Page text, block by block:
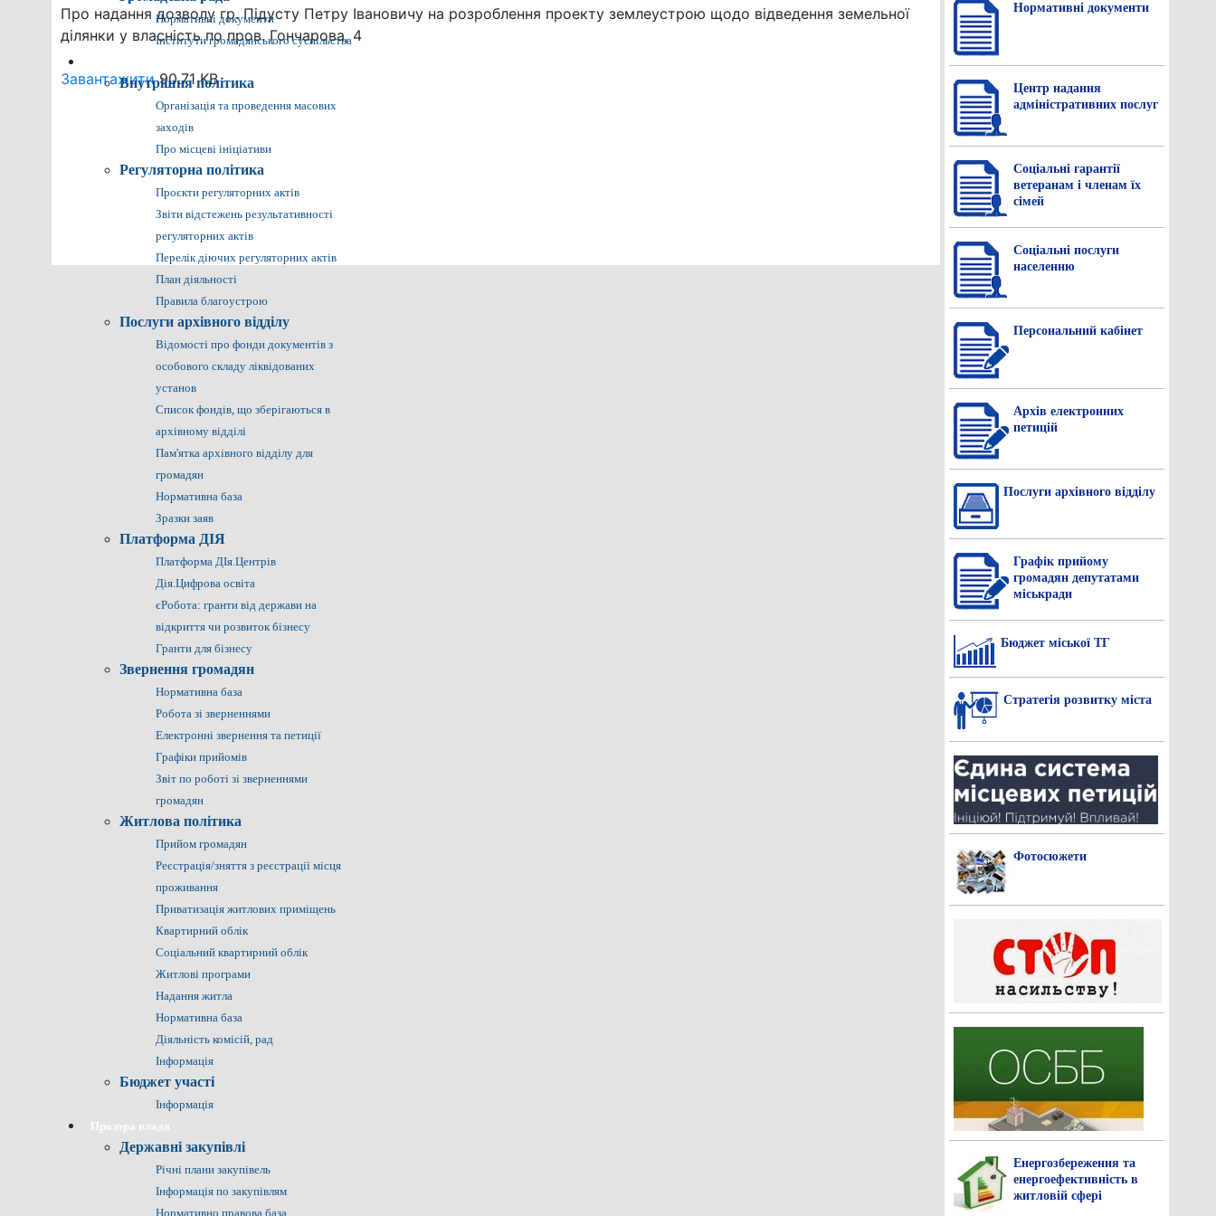
Нормативні документи
Інститути громадянського суспільства
Внутрішня політика
Організація та проведення масових
заходів
Про місцеві ініціативи
Регуляторна політика
Проєкти регуляторних актів
Звіти відстежень результативності
регуляторних актів
Перелік діючих регуляторних актів
План діяльності
Правила благоустрою
Послуги архівного відділу
Відомості про фонди документів з
особового складу ліквідованих
установ
Список фондів, що зберігаються в
архівному відділі
Пам'ятка архівного відділу для
громадян
Нормативна база
Зразки заяв
Платформа ДІЯ
Платформа ДІя.Центрів
Дія.Цифрова освіта
єРобота: гранти від держави на
відкриття чи розвиток бізнесу
Гранти для бізнесу
Звернення громадян
Нормативна база
Робота зі зверненнями
Електронні звернення та петиції
Графіки прийомів
Звіт по роботі зі зверненнями
громадян
Житлова політика
Прийом громадян
Реєстрація/зняття з реєстрації місця
проживання
Приватизація житлових приміщень
Квартирний облік
Соціальний квартирний облік
Житлові програми
Надання житла
Нормативна база
Діяльність комісій, рад
Інформація
Бюджет участі
Інформація
Прозора влада
Державні закупівлі
Річні плани закупівель
Інформація по закупівлям
Нормативно правова база
Про надання дозволу гр. Підусту Петру Івановичу на розроблення проекту землеустрою щодо відведення земельної
ділянки у власність по пров. Гончарова, 4
Завантажити90.71 KB
Нормативнi документи
Центр надання
адміністративних послуг
Соціальні гарантії
ветеранам і членам їх
сімей
Соціальні послуги
населенню
Персональний кабінет
Архів електронних
петицій
Послуги архівного відділу
Графік прийому
громадян депутатами
міськради
Бюджет міської ТГ
Стратегія розвитку міста
Фотосюжети
Енергозбереження та
енергоефективність в
житловій сфері